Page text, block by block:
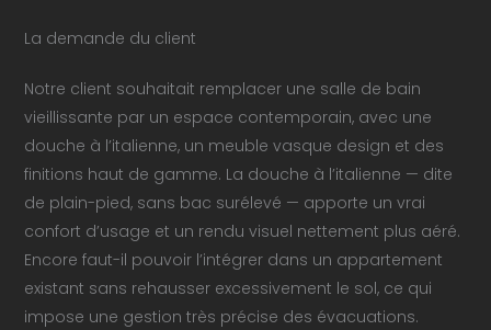
La demande du client
Notre client souhaitait remplacer une salle de bain
vieillissante par un espace contemporain, avec une
douche à l’italienne, un meuble vasque design et des
finitions haut de gamme. La douche à l’italienne — dite
de plain-pied, sans bac surélevé — apporte un vrai
confort d’usage et un rendu visuel nettement plus aéré.
Encore faut-il pouvoir l’intégrer dans un appartement
existant sans rehausser excessivement le sol, ce qui
impose une gestion très précise des évacuations.